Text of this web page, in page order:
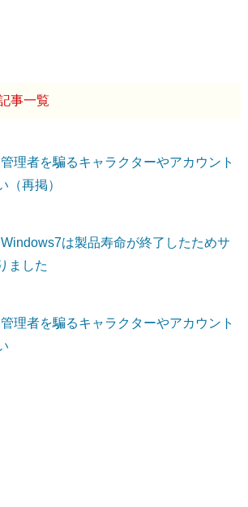
事一覧
管理者を騙るキャラクターやアカウント
（再掲）
Windows7は製品寿命が終了したためサ
ました
管理者を騙るキャラクターやアカウント